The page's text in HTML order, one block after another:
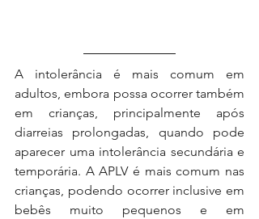
A intolerância é mais comum em
adultos, embora possa ocorrer também
em crianças, principalmente após
diarreias prolongadas, quando pode
aparecer uma intolerância secundária e
temporária. A APLV é mais comum nas
crianças, podendo ocorrer inclusive em
bebês muito pequenos e em